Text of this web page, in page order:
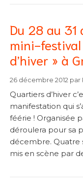
Du 28 au 31
mini-
d’hiver » à
26 décembre 2012 par
Quartiers d’hiver
manifestation qui
féérie ! Organisée
déroulera pour sa
décembre. Quatre
mis en scène par